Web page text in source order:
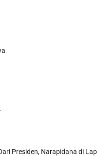
Presiden, Narapidana di